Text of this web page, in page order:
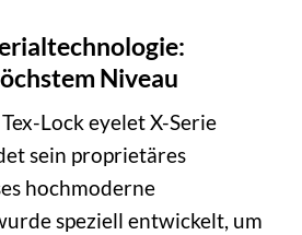
Niveau
Lock eyelet X-Serie
sein proprietäres
hochmoderne
speziell entwickelt, um